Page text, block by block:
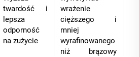
twardość i
lepsza
odporność
na zużycie
wrażenie
cięższego i
mniej
wyrafinowanego
niż brązowy